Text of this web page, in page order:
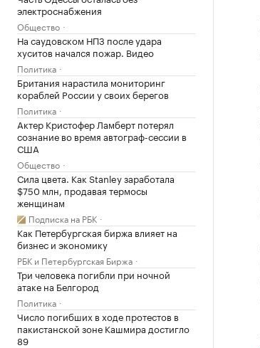
электроснабжения
Общество
На саудовском НПЗ после удара
хуситов начался пожар. Видео
Политика
Британия нарастила мониторинг
кораблей России у своих берегов
Политика
Актер Кристофер Ламберт потерял
сознание во время автограф-сессии в
США
Общество
Сила цвета. Как Stanley заработала
$750 млн, продавая термосы
женщинам
Подписка на РБК
Как Петербургская биржа влияет на
бизнес и экономику
РБК и Петербургская Биржа
Три человека погибли при ночной
атаке на Белгород
Политика
Число погибших в ходе протестов в
пакистанской зоне Кашмира достигло
89